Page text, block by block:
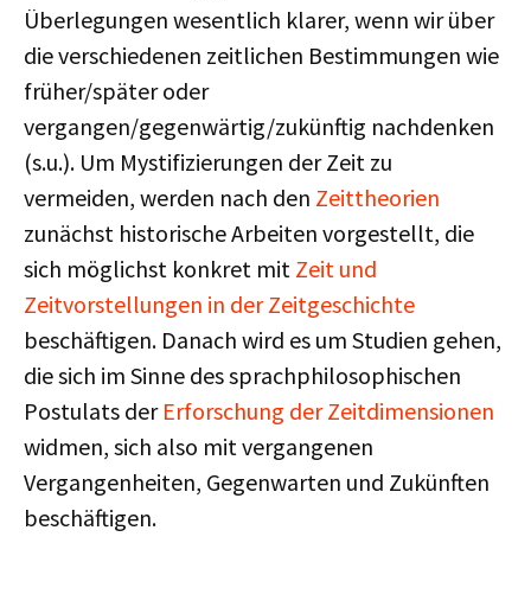
Überlegungen wesentlich klarer, wenn wir über
die verschiedenen zeitlichen Bestimmungen wie
früher/später oder
vergangen/gegenwärtig/zukünftig nachdenken
(s.u.). Um Mystifizierungen der Zeit zu
vermeiden, werden nach den Zeittheorien
zunächst historische Arbeiten vorgestellt, die
sich möglichst konkret mit Zeit und
Zeitvorstellungen in der Zeitgeschichte
beschäftigen. Danach wird es um Studien gehen,
die sich im Sinne des sprachphilosophischen
Postulats der Erforschung der Zeitdimensionen
widmen, sich also mit vergangenen
Vergangenheiten, Gegenwarten und Zukünften
beschäftigen.